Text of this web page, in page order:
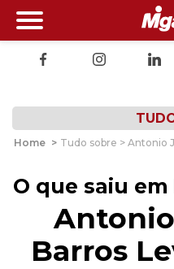
Home > Tudo sobre > Antonio
O que saiu
Barros